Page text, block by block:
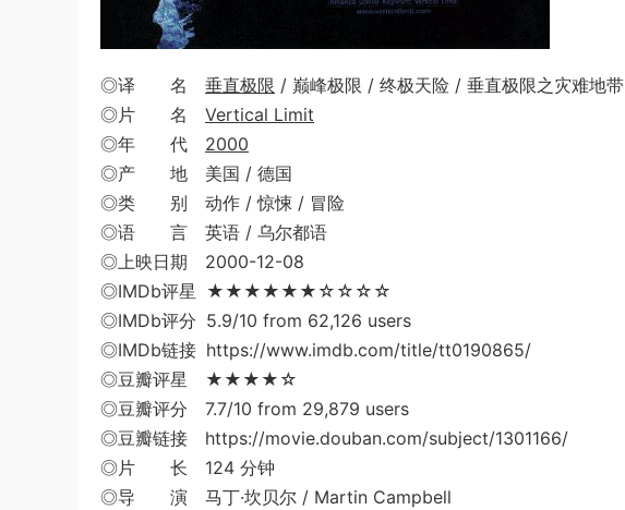
◎译 名 垂直极限 / 巅峰极限 / 终极天险 / 垂直极限之灾难地带
◎片 名 Vertical Limit
◎年 代 2000
◎产 地 美国 / 德国
◎类 别 动作 / 惊悚 / 冒险
◎语 言 英语 / 乌尔都语
◎上映日期 2000-12-08
◎IMDb评星 ★★★★★★☆☆☆☆
◎IMDb评分 5.9/10 from 62,126 users
◎IMDb链接 https://www.imdb.com/title/tt0190865/
◎豆瓣评星 ★★★★☆
◎豆瓣评分 7.7/10 from 29,879 users
◎豆瓣链接 https://movie.douban.com/subject/1301166/
◎片 长 124 分钟
◎导 演 马丁·坎贝尔 / Martin Campbell